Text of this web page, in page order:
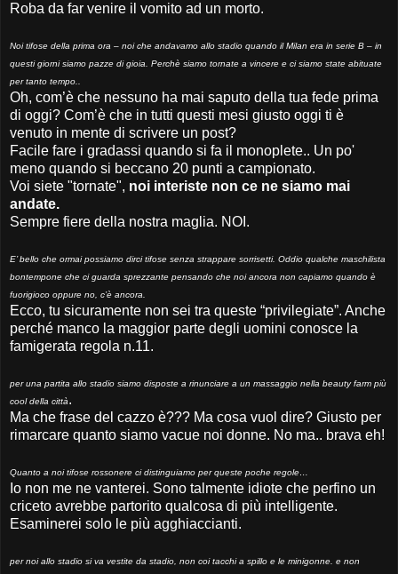
Roba da far venire il vomito ad un morto.
Noi tifose della prima ora – noi che andavamo allo stadio quando il Milan era in serie B – in
questi giorni siamo pazze di gioia. Perchè siamo tornate a vincere e ci siamo state abituate
per tanto tempo..
Oh, com’è che nessuno ha mai saputo della tua fede prima
di oggi? Com’è che in tutti questi mesi giusto oggi ti è
venuto in mente di scrivere un post?
Facile fare i gradassi quando si fa il monoplete.. Un po'
meno quando si beccano 20 punti a campionato.
Voi siete "tornate", noi interiste non ce ne siamo mai
andate.
Sempre fiere della nostra maglia. NOI.
E’ bello che ormai possiamo dirci tifose senza strappare sorrisetti. Oddio qualche maschilista
bontempone che ci guarda sprezzante pensando che noi ancora non capiamo quando è
fuorigioco oppure no, c’è ancora.
Ecco, tu sicuramente non sei tra queste “privilegiate”. Anche
perché manco la maggior parte degli uomini conosce la
famigerata regola n.11.
per una partita allo stadio siamo disposte a rinunciare a un massaggio nella beauty farm più
cool della città.
Ma che frase del cazzo è??? Ma cosa vuol dire? Giusto per
rimarcare quanto siamo vacue noi donne. No ma.. brava eh!
Quanto a noi tifose rossonere ci distinguiamo per queste poche regole…
Io non me ne vanterei. Sono talmente idiote che perfino un
criceto avrebbe partorito qualcosa di più intelligente.
Esaminerei solo le più agghiaccianti.
per noi allo stadio si va vestite da stadio, non coi tacchi a spillo e le minigonne. e non